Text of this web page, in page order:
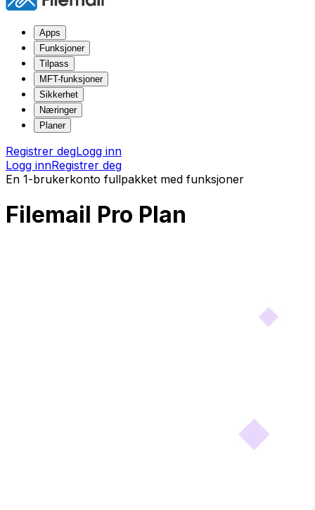
Apps
Funksjoner
Tilpass
MFT-funksjoner
Sikkerhet
Næringer
Planer
Registrer degLogg inn
Logg innRegistrer deg
En 1-brukerkonto fullpakket med funksjoner
Filemail Pro Plan